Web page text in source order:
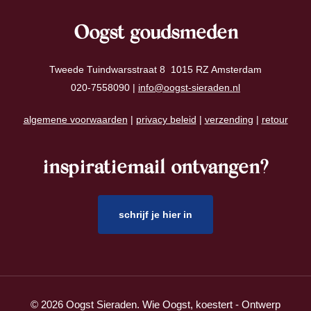
Oogst goudsmeden
Tweede Tuindwarsstraat 8 1015 RZ Amsterdam
020-7558090 | info@oogst-sieraden.nl
algemene voorwaarden | privacy beleid | verzending | retour
inspiratiemail ontvangen?
schrijf je hier in
© 2026 Oogst Sieraden. Wie Oogst, koestert - Ontwerp